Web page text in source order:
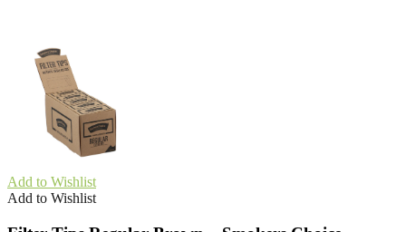
Add to Wishlist
Add to Wishlist